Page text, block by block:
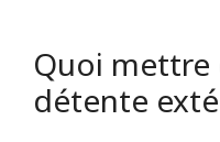
Quoi mettre
détente